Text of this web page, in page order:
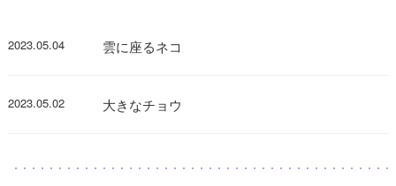
2023.05.04 雲に座るネコ
2023.05.02 大きなチョウ